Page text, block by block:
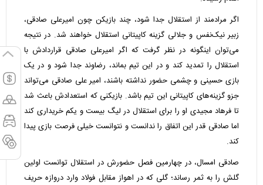
اگر مرادمند از استقلال جدا شود، چند بازیکن چون امیرعلی صادقی،
زبیر نیک‌نفس و جلالی گزینه کاپیتانی استقلال خواهند شد. در نتیجه
می‌توان اینگونه در نظر گرفت که اگر امیرعلی صادقی قراردادش با
استقلال را تمدید کند و در این تیم بماند، رضاوند جدا شود و در یک
بازی حسینی و چشمی حضور نداشته باشند، امیر علی صادقی می‌تواند
جزو گزینه‌های کاپیتانی این تیم باشد. بازیکنی که استعدادش باعث شد
تا فرهاد مجیدی او را برای استقلال در لیگ بیست و یکم خریداری کند
اما صادقی قدر این اتفاق را ندانست و نتوانست خیلی فرصت بازی پیدا
کند.
صادقی امسال، در چهارمین فصل حضورش در استقلال توانست اولین
گلش را به ثمر رساند؛ گلی که در اهواز مقابل فولاد وارد دروازه حریف